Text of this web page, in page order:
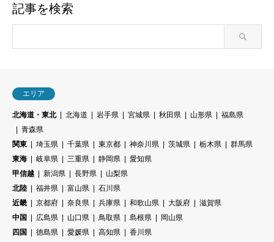
記事を検索
エリア
北海道・東北 北海道 岩手県 宮城県 秋田県 山形県
福島県
青森県
関東
埼玉県 千葉県 東京都 神奈川県 茨城県 栃木県
群馬県
東海
岐阜県 三重県 静岡県
愛知県
甲信越
新潟県 長野県
山梨県
北陸
福井県 富山県
石川県
近畿
京都府 奈良県 兵庫県 和歌山県 大阪府
滋賀県
中国
広島県 山口県 鳥取県 島根県
岡山県
四国
徳島県 愛媛県 高知県
香川県